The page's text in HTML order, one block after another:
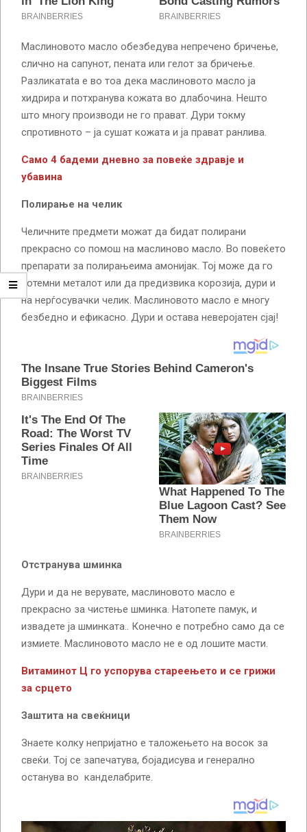
Маслиновото масло обезбедува непречено бричење,
слично на сапунот, пената или гелот за бричење.
Разликатаta е во тоа дека маслиновото масло ja
хидрира и потхранува кожата во длабочина. Нешто
што многу производи не го прават. Дури токму
спротивното – ја сушат кожата и ја прават ранлива.
Само 4 бадеми дневно за повеќе здравје и
убавина
Полирање на челик
Челичните предмети можат да бидат полирани
прекрасно со помош на маслиново масло. Во повеќето
препарати за полирањеима амонијак. Тој може да го
потемни металот или да предизвика корозија, дури и
на нерѓосувачки челик. Маслиновото масло е многу
безбедно и ефикасно. Дури и остава неверојатен сјај!
Отстранувa шминка
Дури и да не верувате, маслиновото масло е
прекрасно за чистење шминка. Натопете памук, и
извадете ја шминката.. Конечно е потребно само да се
измиете. Маслиновото масло не е од лошите масти.
Витаминот Ц го успорува стареењето и се грижи
за срцето
Заштита на свеќници
Знаете колку непријатно е таложењето на восок за
свеќи. Тој се запечатува, бојадисува и генерално
останува во канделабрите.